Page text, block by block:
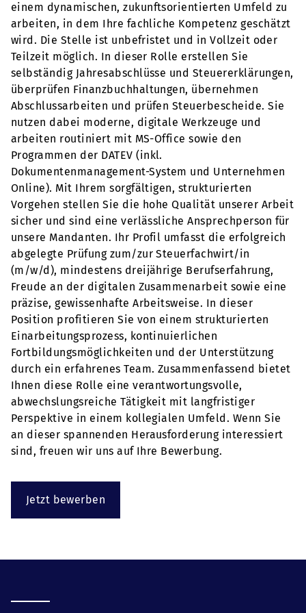
einem dynamischen, zukunftsorientierten Umfeld zu
arbeiten, in dem Ihre fachliche Kompetenz geschätzt
wird. Die Stelle ist unbefristet und in Vollzeit oder
Teilzeit möglich. In dieser Rolle erstellen Sie
selbständig Jahresabschlüsse und Steuererklärungen,
überprüfen Finanzbuchhaltungen, übernehmen
Abschlussarbeiten und prüfen Steuerbescheide. Sie
nutzen dabei moderne, digitale Werkzeuge und
arbeiten routiniert mit MS-Office sowie den
Programmen der DATEV (inkl.
Dokumentenmanagement-System und Unternehmen
Online). Mit Ihrem sorgfältigen, strukturierten
Vorgehen stellen Sie die hohe Qualität unserer Arbeit
sicher und sind eine verlässliche Ansprechperson für
unsere Mandanten. Ihr Profil umfasst die erfolgreich
abgelegte Prüfung zum/zur Steuerfachwirt/in
(m/w/d), mindestens dreijährige Berufserfahrung,
Freude an der digitalen Zusammenarbeit sowie eine
präzise, gewissenhafte Arbeitsweise. In dieser
Position profitieren Sie von einem strukturierten
Einarbeitungsprozess, kontinuierlichen
Fortbildungsmöglichkeiten und der Unterstützung
durch ein erfahrenes Team. Zusammenfassend bietet
Ihnen diese Rolle eine verantwortungsvolle,
abwechslungsreiche Tätigkeit mit langfristiger
Perspektive in einem kollegialen Umfeld. Wenn Sie
an dieser spannenden Herausforderung interessiert
sind, freuen wir uns auf Ihre Bewerbung.
Jetzt bewerben